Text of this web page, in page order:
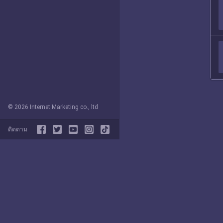
© 2026 Internet Marketing co., ltd
ติดตาม